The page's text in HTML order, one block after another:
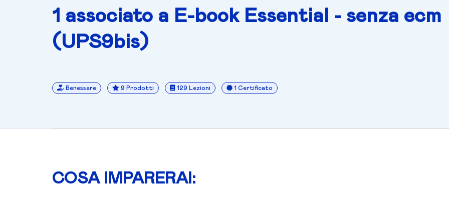
1 associato a E-book Essential - senza ecm
(UPS9bis)
Benessere 9 Prodotti 129 Lezioni 1 Certificato
COSA IMPARERAI: